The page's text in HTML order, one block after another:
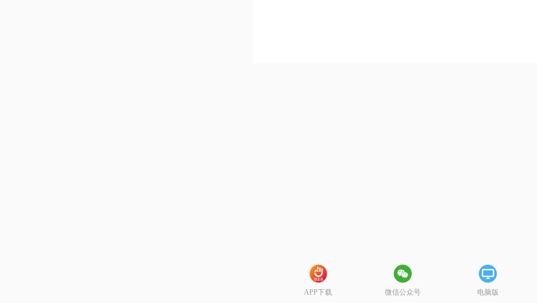
APP下载 微信公众号 电脑版